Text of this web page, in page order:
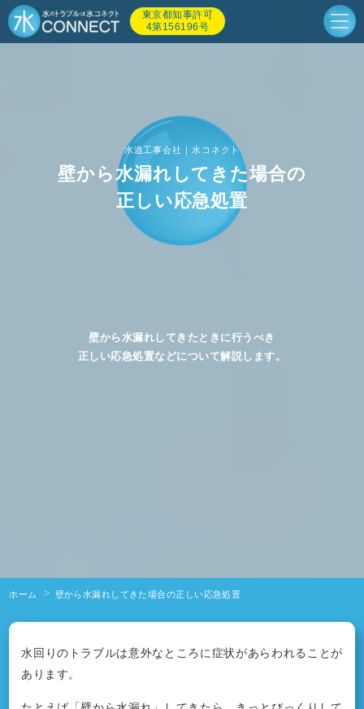
東京都知事許可
4第156196号
水道工事会社｜水コネクト
壁から水漏れしてきた場合の
正しい応急処置
壁から水漏れしてきたときに行うべき
正しい応急処置などについて解説します。
ホーム 壁から水漏れしてきた場合の正しい応急処置
水回りのトラブルは意外なところに症状があらわれることが
あります。